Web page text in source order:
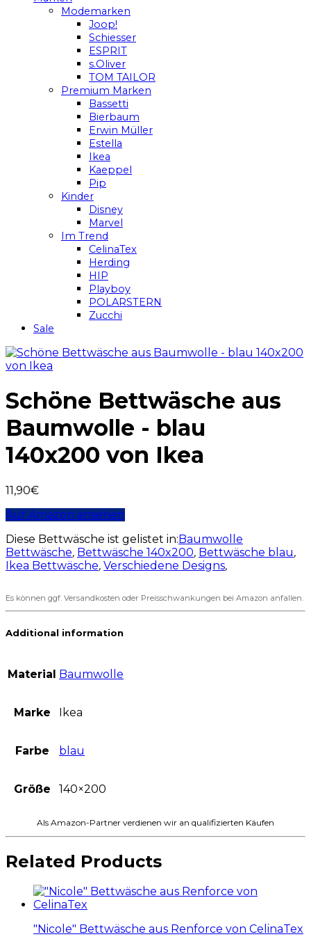
Modemarken
Joop!
Schiesser
ESPRIT
s.Oliver
TOM TAILOR
Premium Marken
Bassetti
Bierbaum
Erwin Müller
Estella
Ikea
Kaeppel
Pip
Kinder
Disney
Marvel
Im Trend
CelinaTex
Herding
HIP
Playboy
POLARSTERN
Zucchi
Sale
Schöne Bettwäsche aus
Baumwolle - blau
140x200 von Ikea
11,90€
Auf Amazon ansehen
Diese Bettwäsche ist gelistet in:Baumwolle
Bettwäsche, Bettwäsche 140x200, Bettwäsche blau,
Ikea Bettwäsche, Verschiedene Designs,
Es können ggf. Versandkosten oder Preisschwankungen bei Amazon anfallen.
Additional information
Material Baumwolle
Marke Ikea
Farbe blau
Größe 140×200
Als Amazon-Partner verdienen wir an qualifizierten Käufen
Related Products
"Nicole" Bettwäsche aus Renforce von CelinaTex